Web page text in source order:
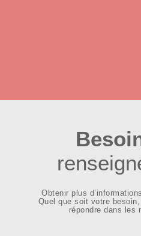
Obtenir plus
Quel que soit votre
répondre dans les